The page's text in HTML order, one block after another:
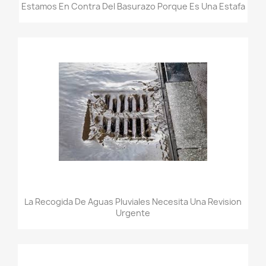
Estamos En Contra Del Basurazo Porque Es Una Estafa
La Recogida De Aguas Pluviales Necesita Una Revision
Urgente